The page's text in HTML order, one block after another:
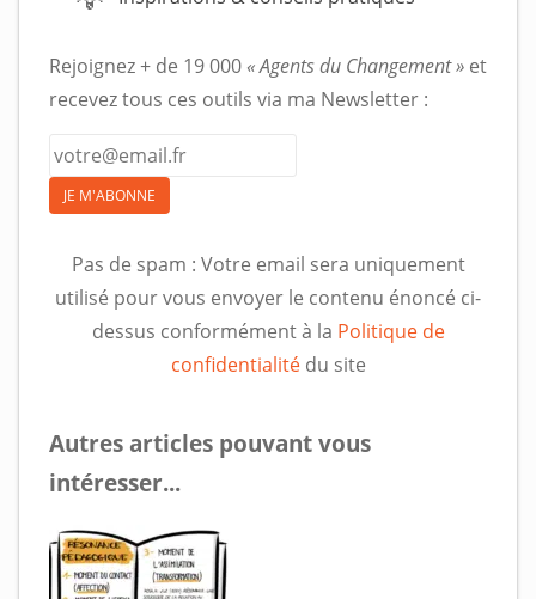
Rejoignez + de 19 000 « Agents du Changement » et
recevez tous ces outils via ma Newsletter :
JE M'ABONNE
Pas de spam : Votre email sera uniquement
utilisé pour vous envoyer le contenu énoncé ci-
dessus conformément à la Politique de
confidentialitédu site
Autres articles pouvant vous
intéresser...